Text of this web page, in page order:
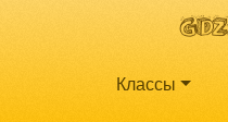
Классы